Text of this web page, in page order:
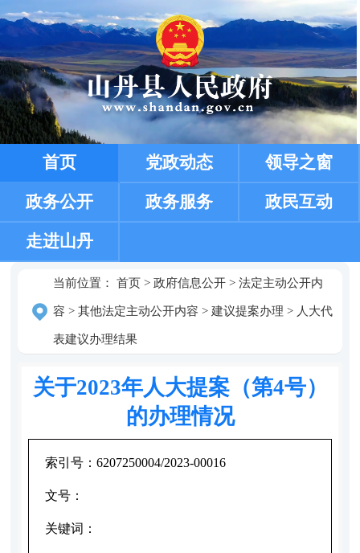
首页 党政动态 领导之窗
政务公开 政务服务 政民互动
走进山丹
当前位置： 首页> 政府信息公开> 法定主动公开内
容 > 其他法定主动公开内容 > 建议提案办理 > 人大代
表建议办理结果
关于2023年人大提案（第4号）
的办理情况
索引号： 6207250004/2023-00016
文号：
关键词：